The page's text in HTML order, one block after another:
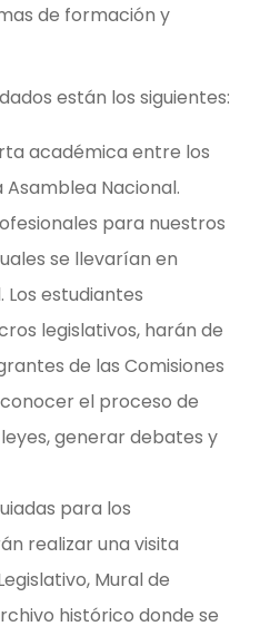
de formación y
están los siguientes:
académica entre los
Nacional.
para nuestros
se llevarían en
estudiantes
legislativos, harán de
de las Comisiones
el proceso de
generar debates y
para los
realizar una visita
Mural de
histórico donde se